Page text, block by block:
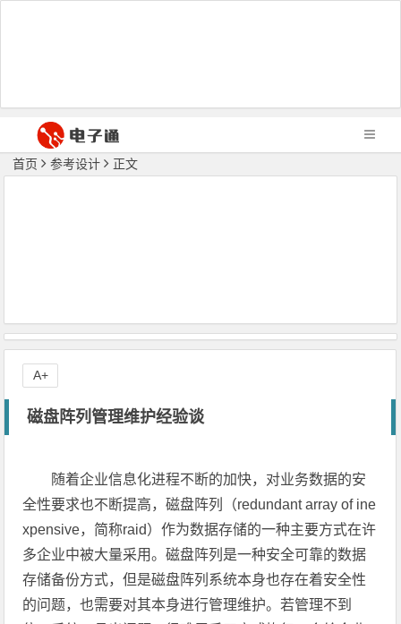
首页 参考设计 正文
磁盘阵列管理维护经验谈
随着企业信息化进程不断的加快，对业务数据的安
全性要求也不断提高，磁盘阵列（redundant array of ine
xpensive，简称raid）作为数据存储的一种主要方式在许
多企业中被大量采用。磁盘阵列是一种安全可靠的数据
存储备份方式，但是磁盘阵列系统本身也存在着安全性
的问题，也需要对其本身进行管理维护。若管理不到
A+